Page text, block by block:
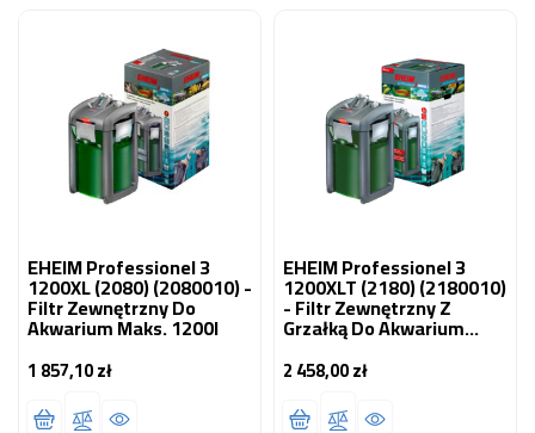
EHEIM Professionel 3
1200XL (2080) (2080010) -
Filtr Zewnętrzny Do
Akwarium Maks. 1200l
1 857,10 złCena
EHEIM Professionel 3
1200XLT (2180) (2180010)
- Filtr Zewnętrzny Z
Grzałką Do Akwarium
Maks. 1200l
2 458,00 złCena